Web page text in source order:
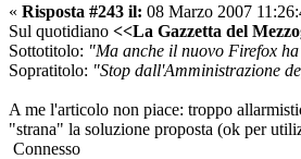
« Risposta #243 il: 08 Marzo 2007
Sul quotidiano <<La Gazzetta del
Sottotitolo: "Ma anche il nuovo Firefox
Sopratitolo: "Stop dall'Amministrazione
A me l'articolo non piace: troppo
"strana" la soluzione proposta (ok per
Connesso